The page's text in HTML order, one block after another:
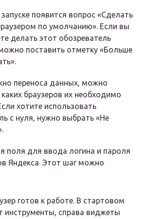
появится вопрос «Сделать
по умолчанию». Если вы
делать этот обозреватель
поставить отметку «Больше
переноса данных, можно
браузеров их необходимо
хотите использовать
с нуля, нужно выбрать «Не
поля для ввода логина и пароля
Яндекса. Этот шаг можно
готов к работе. В стартовом
инструменты, справа виджеты